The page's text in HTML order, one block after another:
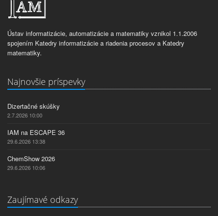
Ústav informatizácie, automatizácie a matematiky vznikol 1.1.2006
spojením Katedry informatizácie a riadenia procesov a Katedry
matematiky.
Najnovšie príspevky
Dizertačné skúšky
2.7.2026 10:00
IAM na ESCAPE 36
29.6.2026 13:38
ChemShow 2026
29.6.2026 10:06
Zaujímavé odkazy